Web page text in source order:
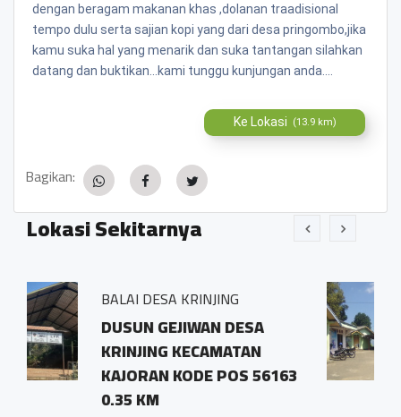
dengan beragam makanan khas ,dolanan traadisional
tempo dulu serta sajian kopi yang dari desa pringombo,jika
kamu suka hal yang menarik dan suka tantangan silahkan
datang dan buktikan...kami tunggu kunjungan anda....
Ke Lokasi (13.9 km)
Bagikan:
Lokasi Sekitarnya
DESA
POS 56163
BALAI DESA
Sidosari Rt/Rw
pringombo
magelang.56161